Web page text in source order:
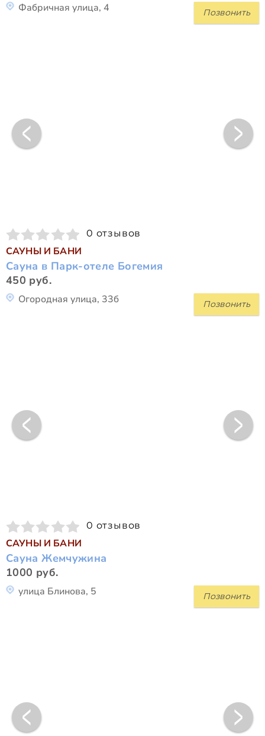
Позвонить
Фабричная улица, 4
0 отзывов
САУНЫ И БАНИ
Сауна в Парк-отеле Богемия
450 руб.
Позвонить
Огородная улица, 33б
0 отзывов
САУНЫ И БАНИ
Сауна Жемчужина
1000 руб.
Позвонить
улица Блинова, 5